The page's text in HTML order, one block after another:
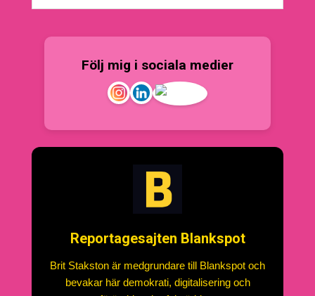
Följ mig i sociala medier
Reportagesajten Blankspot
Brit Stakston är medgrundare till Blankspot och
bevakar här demokrati, digitalisering och